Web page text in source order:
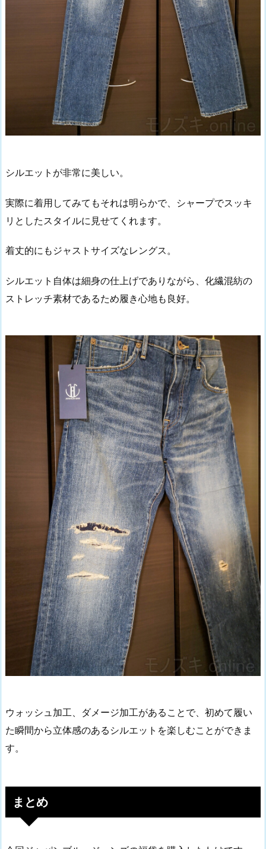
シルエットが非常に美しい。
実際に着用してみてもそれは明らかで、シャープでスッキ
リとしたスタイルに見せてくれます。
着丈的にもジャストサイズなレングス。
シルエット自体は細身の仕上げでありながら、化繊混紡の
ストレッチ素材であるため履き心地も良好。
ウォッシュ加工、ダメージ加工があることで、初めて履い
た瞬間から立体感のあるシルエットを楽しむことができま
す。
まとめ